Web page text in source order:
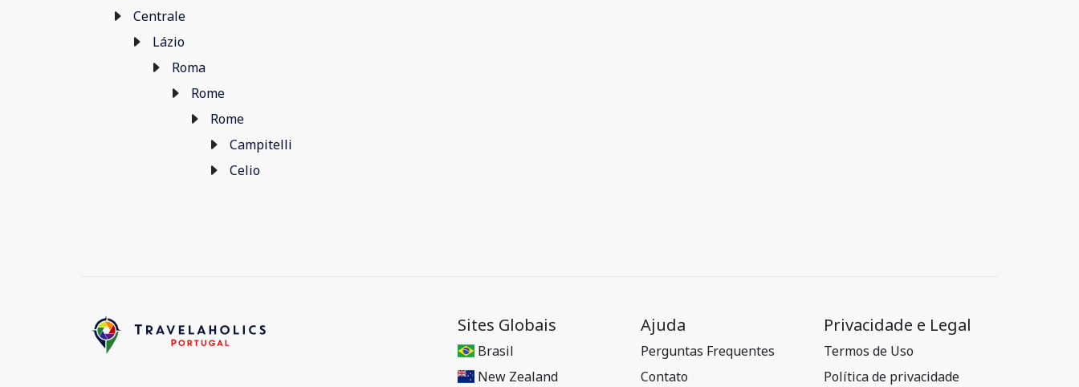
Centrale
Lázio
Roma
Rome
Rome
Campitelli
Celio
Sites Globais
Brasil
New Zealand
Ajuda
Perguntas Frequentes
Contato
Privacidade e Legal
Termos de Uso
Política de privacidade